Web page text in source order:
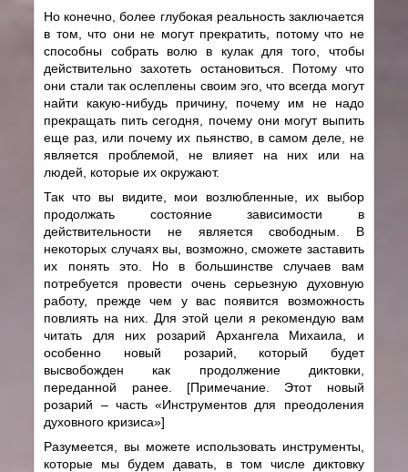
Но конечно, более глубокая реальность заключается
в том, что они не могут прекратить, потому что не
способны собрать волю в кулак для того, чтобы
действительно захотеть остановиться. Потому что
они стали так ослеплены своим эго, что всегда могут
найти какую-нибудь причину, почему им не надо
прекращать пить сегодня, почему они могут выпить
еще раз, или почему их пьянство, в самом деле, не
является проблемой, не влияет на них или на
людей, которые их окружают.
Так что вы видите, мои возлюбленные, их выбор
продолжать состояние зависимости в
действительности не является свободным. В
некоторых случаях вы, возможно, сможете заставить
их понять это. Но в большинстве случаев вам
потребуется провести очень серьезную духовную
работу, прежде чем у вас появится возможность
повлиять на них. Для этой цели я рекомендую вам
читать для них розарий Архангела Михаила, и
особенно новый розарий, который будет
высвобожден как продолжение диктовки,
переданной ранее. [Примечание. Этот новый
розарий – часть «Инструментов для преодоления
духовного кризиса»]
Разумеется, вы можете использовать инструменты,
которые мы будем давать, в том числе диктовку